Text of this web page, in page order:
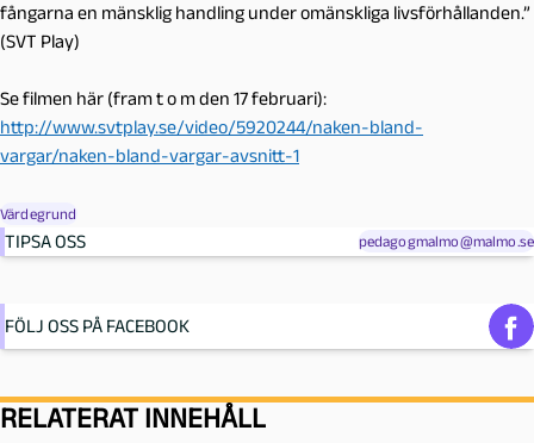
fångarna en mänsklig handling under omänskliga livsförhållanden.”
(SVT Play)
Se filmen här (fram t o m den 17 februari):
http://www.svtplay.se/video/5920244/naken-bland-
vargar/naken-bland-vargar-avsnitt-1
Värdegrund
TIPSA OSS pedagogmalmo@malmo.se
FÖLJ OSS PÅ FACEBOOK
RELATERAT INNEHÅLL